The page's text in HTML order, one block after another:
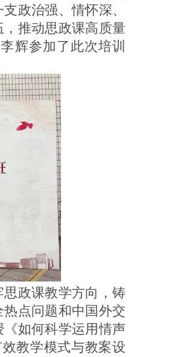
政治强、情怀深、
推动思政课高质量
辉参加了此次培训
政课教学方向，铸
点问题和中国外交
如何科学运用情声
教学模式与教案设